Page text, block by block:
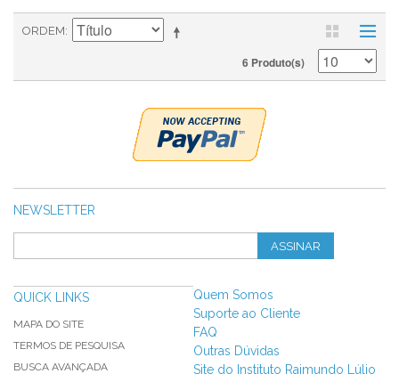
ORDEM
6 Produto(s)
NEWSLETTER
ASSINAR
QUICK LINKS
MAPA DO SITE
TERMOS DE PESQUISA
BUSCA AVANÇADA
Quem Somos
Suporte ao Cliente
FAQ
Outras Dúvidas
Site do Instituto Raimundo Lúlio